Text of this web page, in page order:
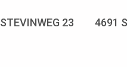
STEVINWEG 23 4691